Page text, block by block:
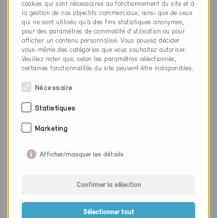
Publications spécialisées
Adresse de livraison
cookies qui sont nécessaires au fonctionnement du site et à
la gestion de nos objectifs commerciaux, ainsi que de ceux
qui ne sont utilisés qu’à des fins statistiques anonymes,
pour des paramètres de commodité d’utilisation ou pour
afficher un contenu personnalisé. Vous pouvez décider
vous-même des catégories que vous souhaitez autoriser.
Veuillez noter que, selon les paramètres sélectionnés,
certaines fonctionnalités du site peuvent être indisponibles.
Nécessaire
Statistiques
Marketing
Afficher/masquer les détails
Confirmer la sélection
Sélectionner tout